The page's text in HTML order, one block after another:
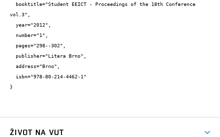
vol.3",
}
ŽIVOT NA VUT